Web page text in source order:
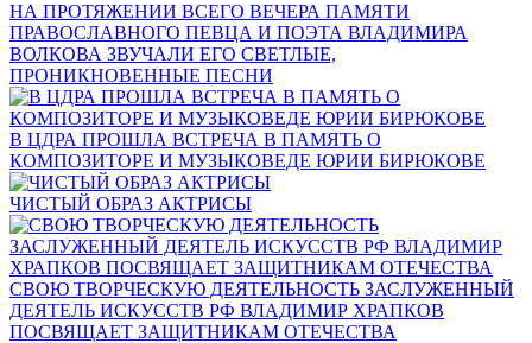
НА ПРОТЯЖЕНИИ ВСЕГО ВЕЧЕРА ПАМЯТИ
ПРАВОСЛАВНОГО ПЕВЦА И ПОЭТА ВЛАДИМИРА
ВОЛКОВА ЗВУЧАЛИ ЕГО СВЕТЛЫЕ,
ПРОНИКНОВЕННЫЕ ПЕСНИ
В ЦДРА ПРОШЛА ВСТРЕЧА В ПАМЯТЬ О
КОМПОЗИТОРЕ И МУЗЫКОВЕДЕ ЮРИИ БИРЮКОВЕ
ЧИСТЫЙ ОБРАЗ АКТРИСЫ
СВОЮ ТВОРЧЕСКУЮ ДЕЯТЕЛЬНОСТЬ ЗАСЛУЖЕННЫЙ
ДЕЯТЕЛЬ ИСКУССТВ РФ ВЛАДИМИР ХРАПКОВ
ПОСВЯЩАЕТ ЗАЩИТНИКАМ ОТЕЧЕСТВА